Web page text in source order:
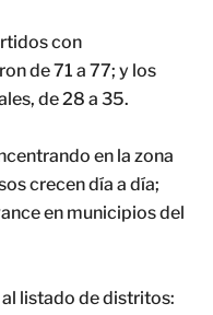
con
de 71 a 77; y los
de 28 a 35.
en la zona
crecen día a día;
en municipios del
listado de distritos: